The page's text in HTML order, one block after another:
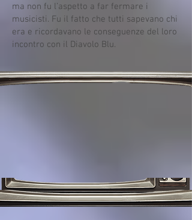
ma non fu l’aspetto a far fermare i
musicisti. Fu il fatto che tutti sapevano chi
era e ricordavano le conseguenze del loro
incontro con il Diavolo Blu.